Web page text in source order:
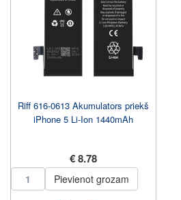
Riff 616-0613 Akumulators priekš
iPhone 5 Li-Ion 1440mAh
€ 8.78
Pievienot grozam